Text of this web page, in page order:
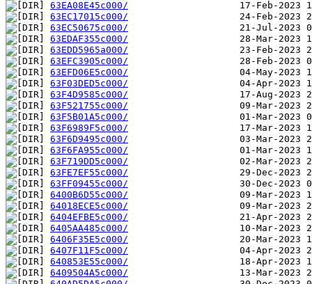
63EA08E45c000/
63EC17015c000/
63EC50675c000/
63EDAF355c000/
63EDD5965a000/
63EFC3905c000/
63EFD06E5c000/
63F03DED5c000/
63F4D9585c000/
63F521755c000/
63F5B01A5c000/
63F6989F5c000/
63F6D9495c000/
63F6FA955c000/
63F719DD5c000/
63FE7EF55c000/
63FF09455c000/
6400B6D55c000/
64018ECE5c000/
6404EFBE5c000/
6405AA485c000/
6406F35E5c000/
6407F11F5c000/
640853E55c000/
6409504A5c000/